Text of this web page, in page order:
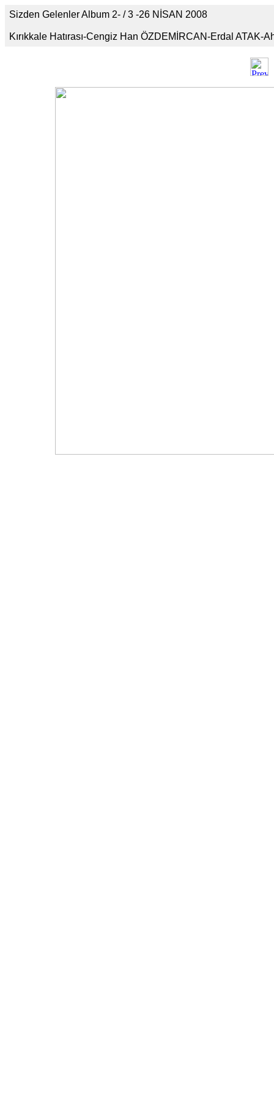
Sizden Gelenler Album 2- / 3 -26 NİSAN 2008
Kırıkkale Hatırası-Cengiz Han ÖZDEMİRCAN-Erdal ATAK-